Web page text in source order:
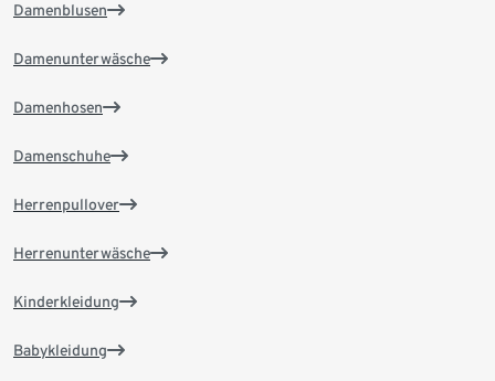
Damenblusen
Damenunterwäsche
Damenhosen
Damenschuhe
Herrenpullover
Herrenunterwäsche
Kinderkleidung
Babykleidung